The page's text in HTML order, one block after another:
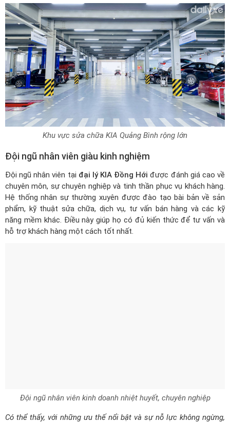
Khu vực sửa chữa KIA Quảng Bình rộng lớn
Đội ngũ nhân viên giàu kinh nghiệm
Đội ngũ nhân viên tại đại lý KIA Đồng Hới được đánh giá cao về
chuyên môn, sự chuyên nghiệp và tinh thần phục vụ khách hàng.
Hệ thống nhân sự thường xuyên được đào tạo bài bản về sản
phẩm, kỹ thuật sửa chữa, dịch vụ, tư vấn bán hàng và các kỹ
năng mềm khác. Điều này giúp họ có đủ kiến thức để tư vấn và
hỗ trợ khách hàng một cách tốt nhất.
Đội ngũ nhân viên kinh doanh nhiệt huyết, chuyên nghiệp
Có thể thấy, với những ưu thế nổi bật và sự nỗ lực không ngừng,